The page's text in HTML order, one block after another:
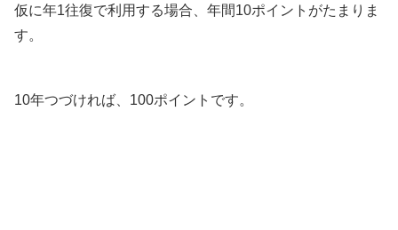
仮に年1往復で利用する場合、年間10ポイントがたまりま
す。
10年つづければ、100ポイントです。